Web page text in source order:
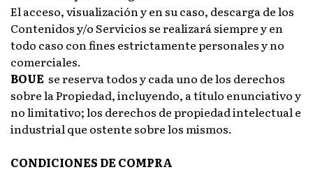
El acceso, visualización y en su caso, descarga de los
Contenidos y/o Servicios se realizará siempre y en
todo caso con fines estrictamente personales y no
comerciales.
BOUE se reserva todos y cada uno de los derechos
sobre la Propiedad, incluyendo, a título enunciativo y
no limitativo; los derechos de propiedad intelectual e
industrial que ostente sobre los mismos.
CONDICIONES DE COMPRA